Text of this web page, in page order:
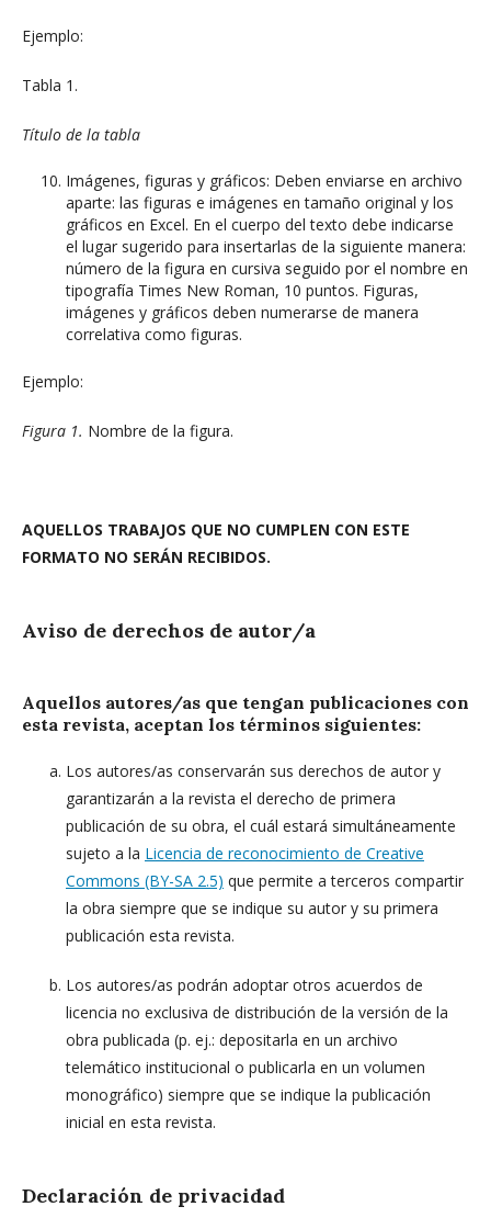
Ejemplo:
Tabla 1.
Título de la tabla
Imágenes, figuras y gráficos: Deben enviarse en archivo
aparte: las figuras e imágenes en tamaño original y los
gráficos en Excel. En el cuerpo del texto debe indicarse
el lugar sugerido para insertarlas de la siguiente manera:
número de la figura en cursiva seguido por el nombre en
tipografía Times New Roman, 10 puntos. Figuras,
imágenes y gráficos deben numerarse de manera
correlativa como figuras.
Ejemplo:
Figura 1. Nombre de la figura.
AQUELLOS TRABAJOS QUE NO CUMPLEN CON ESTE
FORMATO NO SERÁN RECIBIDOS.
Aviso de derechos de autor/a
Aquellos autores/as que tengan publicaciones con
esta revista, aceptan los términos siguientes:
Los autores/as conservarán sus derechos de autor y
garantizarán a la revista el derecho de primera
publicación de su obra, el cuál estará simultáneamente
sujeto a la Licencia de reconocimiento de Creative
Commons (BY-SA 2.5) que permite a terceros compartir
la obra siempre que se indique su autor y su primera
publicación esta revista.
Los autores/as podrán adoptar otros acuerdos de
licencia no exclusiva de distribución de la versión de la
obra publicada (p. ej.: depositarla en un archivo
telemático institucional o publicarla en un volumen
monográfico) siempre que se indique la publicación
inicial en esta revista.
Declaración de privacidad